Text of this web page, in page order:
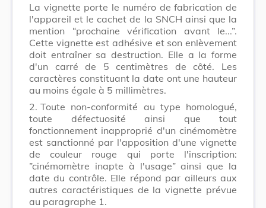
La vignette porte le numéro de fabrication de
l'appareil et le cachet de la SNCH ainsi que la
mention “prochaine vérification avant le...”.
Cette vignette est adhésive et son enlèvement
doit entraîner sa destruction. Elle a la forme
d'un carré de 5 centimètres de côté. Les
caractères constituant la date ont une hauteur
au moins égale à 5 millimètres.
2. Toute non-conformité au type homologué,
toute défectuosité ainsi que tout
fonctionnement inapproprié d'un cinémomètre
est sanctionné par l'apposition d'une vignette
de couleur rouge qui porte l'inscription:
”cinémomètre inapte à l'usage” ainsi que la
date du contrôle. Elle répond par ailleurs aux
autres caractéristiques de la vignette prévue
au paragraphe 1.